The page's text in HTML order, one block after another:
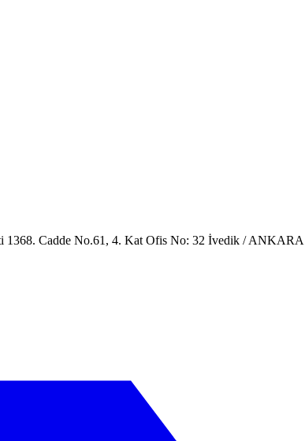
1368. Cadde No.61, 4. Kat Ofis No: 32 İvedik / ANKARA